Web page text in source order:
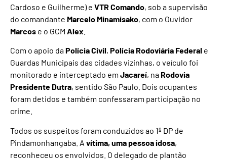
Cardoso e Guilherme) e VTR Comando, sob a supervisão
do comandante Marcelo Minamisako, com o Ouvidor
Marcos e o GCM Alex
Com o apoio daPolícia Civil, Polícia Rodoviária Federal e
Guardas Municipais das cidades vizinhas, o veículo foi
monitorado e interceptado em Jacareí, na Rodovia
Presidente Dutra, sentido São Paulo. Dois ocupantes
foram detidos e também confessaram participação no
crime.
Todos os suspeitos foram conduzidos ao 1º DP de
Pindamonhangaba. A vítima, uma pessoa idosa,
reconheceu os envolvidos. O delegado de plantão